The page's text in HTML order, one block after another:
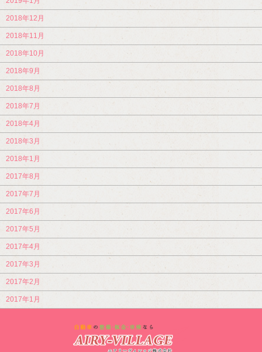
2018年12月
2018年11月
2018年10月
2018年9月
2018年8月
2018年7月
2018年4月
2018年3月
2018年1月
2017年8月
2017年7月
2017年6月
2017年5月
2017年4月
2017年3月
2017年2月
2017年1月